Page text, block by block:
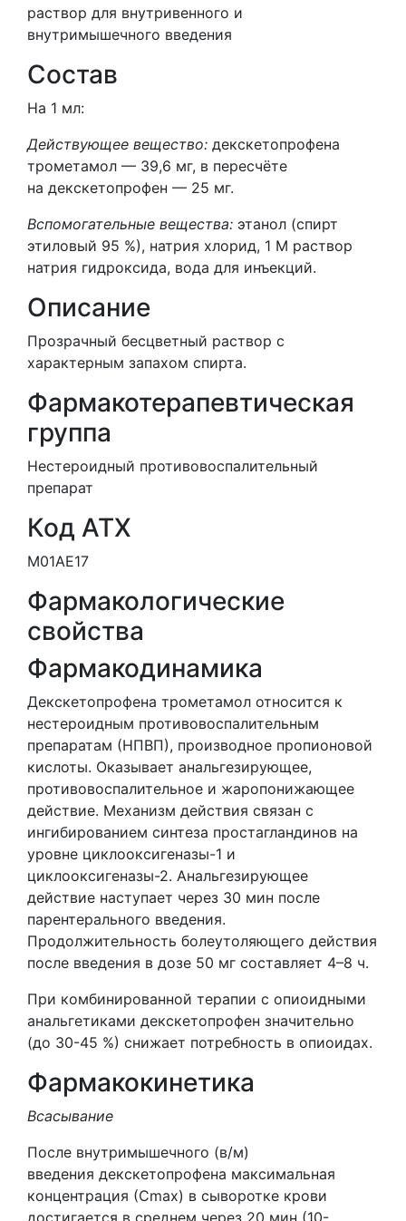
раствор для внутривенного и
внутримышечного введения
Состав
На 1 мл:
Действующее вещество: декскетопрофена
трометамол — 39,6 мг, в пересчёте
на декскетопрофен — 25 мг.
Вспомогательные вещества: этанол (спирт
этиловый 95 %), натрия хлорид, 1 М раствор
натрия гидроксида, вода для инъекций.
Описание
Прозрачный бесцветный раствор с
характерным запахом спирта.
Фармакотерапевтическая
группа
Нестероидный противовоспалительный
препарат
Код АТХ
M01AE17
Фармакологические
свойства
Фармакодинамика
Декскетопрофена трометамол относится к
нестероидным противовоспалительным
препаратам (НПВП), производное пропионовой
кислоты. Оказывает анальгезирующее,
противовоспалительное и жаропонижающее
действие. Механизм действия связан с
ингибированием синтеза простагландинов на
уровне циклооксигеназы-1 и
циклооксигеназы-2. Анальгезирующее
действие наступает через 30 мин после
парентерального введения.
Продолжительность болеутоляющего действия
после введения в дозе 50 мг составляет 4–8 ч.
При комбинированной терапии с опиоидными
анальгетиками декскетопрофен значительно
(до 30-45 %) снижает потребность в опиоидах.
Фармакокинетика
Всасывание
После внутримышечного (в/м)
введения декскетопрофена максимальная
концентрация (Сmах) в сыворотке крови
достигается в среднем через 20 мин (10-